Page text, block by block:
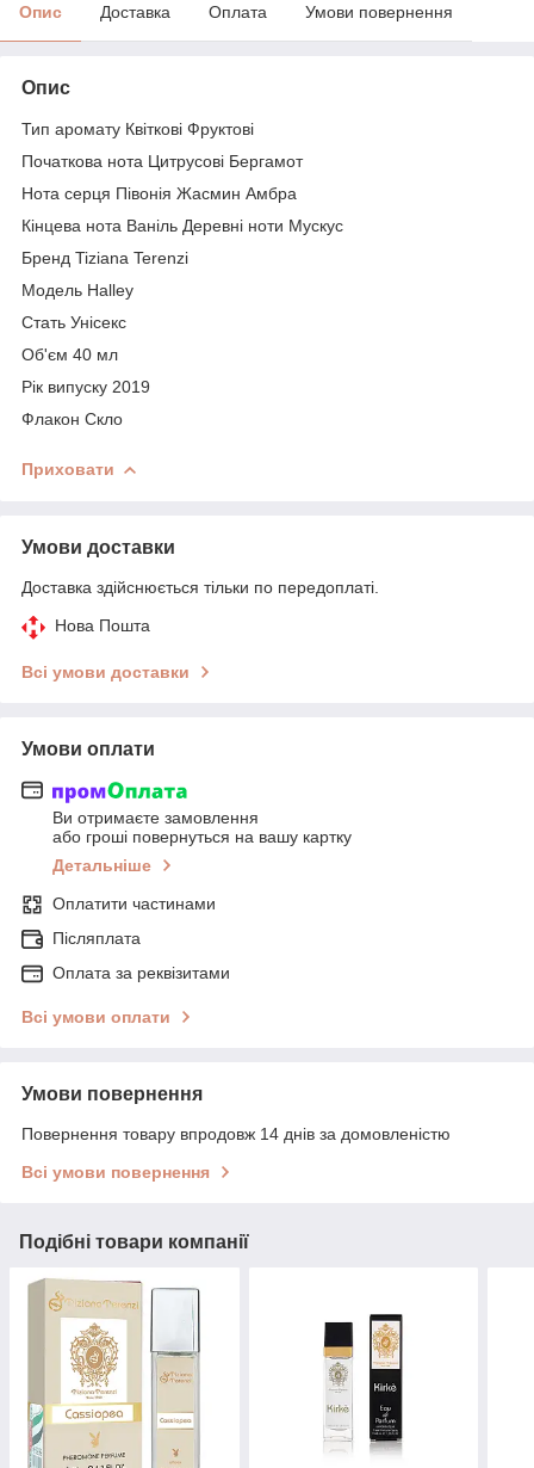
Опис Доставка Оплата Умови повернення
Опис
Тип аромату Квіткові Фруктові
Початкова нота Цитрусові Бергамот
Нота серця Півонія Жасмин Амбра
Кінцева нота Ваніль Деревні ноти Мускус
Бренд Tiziana Terenzi
Модель Halley
Стать Унісекс
Об'єм 40 мл
Рік випуску 2019
Флакон Скло
Приховати
Умови доставки
Доставка здійснюється тільки по передоплаті.
Нова Пошта
Всі умови доставки
Умови оплати
Ви отримаєте замовлення
або гроші повернуться на вашу картку
Детальніше
Оплатити частинами
Післяплата
Оплата за реквізитами
Всі умови оплати
Умови повернення
Повернення товару впродовж 14 днів за домовленістю
Всі умови повернення
Подібні товари компанії